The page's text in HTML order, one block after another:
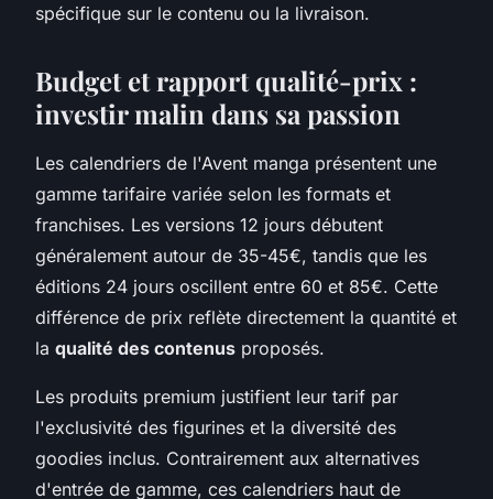
spécifique sur le contenu ou la livraison.
Budget et rapport qualité-prix :
investir malin dans sa passion
Les calendriers de l'Avent manga présentent une
gamme tarifaire variée selon les formats et
franchises. Les versions 12 jours débutent
généralement autour de 35-45€, tandis que les
éditions 24 jours oscillent entre 60 et 85€. Cette
différence de prix reflète directement la quantité et
la qualité des contenus proposés.
Les produits premium justifient leur tarif par
l'exclusivité des figurines et la diversité des
goodies inclus. Contrairement aux alternatives
d'entrée de gamme, ces calendriers haut de